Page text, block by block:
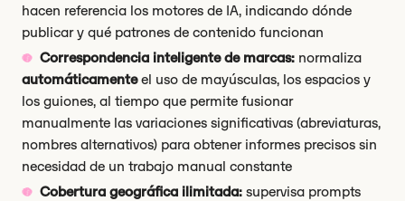
hacen referencia los motores de IA, indicando dónde
publicar y qué patrones de contenido funcionan
Correspondencia inteligente de marcas: normaliza
automáticamenteel uso de mayúsculas, los espacios y
los guiones, al tiempo que permite fusionar
manualmente las variaciones significativas (abreviaturas,
nombres alternativos) para obtener informes precisos sin
necesidad de un trabajo manual constante
Cobertura geográfica ilimitada: supervisa prompts